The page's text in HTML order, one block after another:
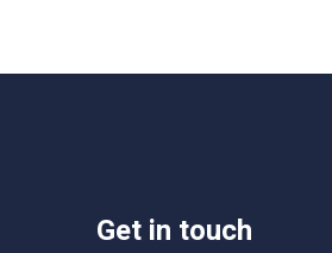
Get in touch